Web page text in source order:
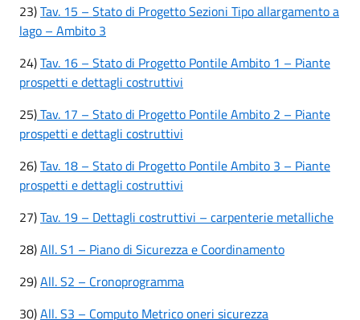
23)Tav. 15 – Stato di Progetto Sezioni Tipo allargamento a
lago – Ambito 3
24)Tav. 16 – Stato di Progetto Pontile Ambito 1 – Piante
prospetti e dettagli costruttivi
25)Tav. 17 – Stato di Progetto Pontile Ambito 2 – Piante
prospetti e dettagli costruttivi
26)Tav. 18 – Stato di Progetto Pontile Ambito 3 – Piante
prospetti e dettagli costruttivi
27)Tav. 19 – Dettagli costruttivi – carpenterie metalliche
28)All. S1 – Piano di Sicurezza e Coordinamento
29)All. S2 – Cronoprogramma
30)All. S3 – Computo Metrico oneri sicurezza